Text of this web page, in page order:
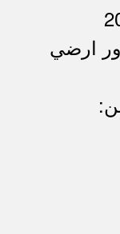
ارضي